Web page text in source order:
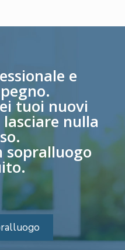
e
tuoi nuovi
nulla
sopralluogo